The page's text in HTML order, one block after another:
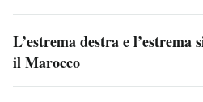
L’estrema destra e l’estrema
il Marocco